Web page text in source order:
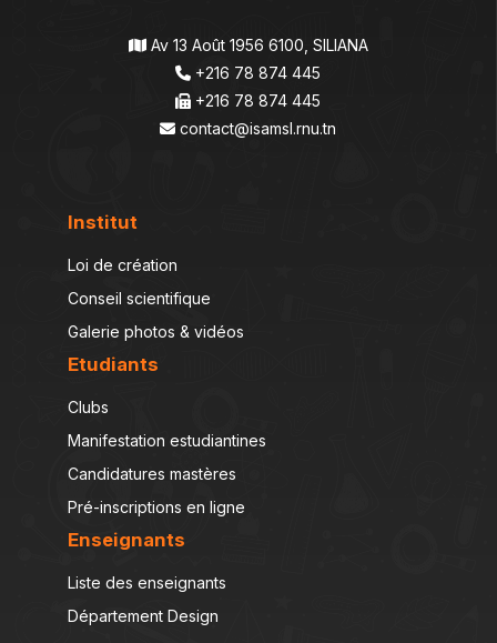
Av 13 Août 1956 6100, SILIANA
+216 78 874 445
+216 78 874 445
contact@isamsl.rnu.tn
Institut
Loi de création
Conseil scientifique
Galerie photos & vidéos
Etudiants
Clubs
Manifestation estudiantines
Candidatures mastères
Pré-inscriptions en ligne
Enseignants
Liste des enseignants
Département Design